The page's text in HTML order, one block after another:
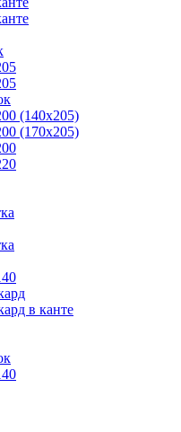
(140х205)
(170х205)
в канте